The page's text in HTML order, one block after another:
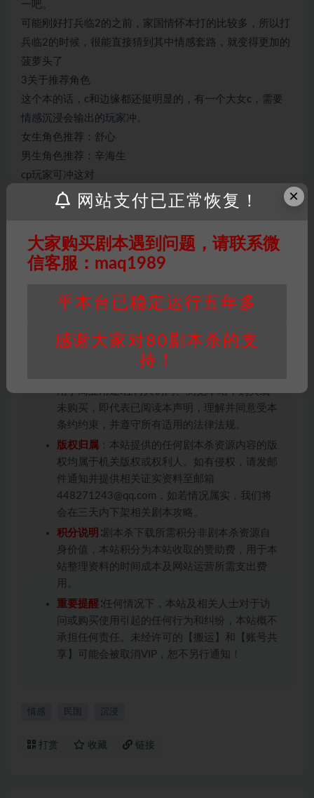
一吧。
可能刚好打兵临2的之前，家国情怀本打的比较多，所以打
兵临2的时候，很能直接猜到其中情感套路，就变得更加的
菠萝头了
3关于推荐角色
这个本的话，c和边缘都还挺明显的，有一个大女c，需要
情感沉浸会输出的玩家冲。
女生角色推荐：舒心
男生角色推荐：辛海生
cp玩家可冲这对
总体来说，这个本对于我来说没有很推荐打。文笔，情感
个本加一些分。
因百度网盘限制，链接有失效的风险，如遇到无
器→ 点此下载←
： 本站所有剧本杀资源均为网友分享
用于商业用途!任何人访问、浏览本站，购买或
未购买，即代表已阅读本声明，理解并同意受本
条约约束，并遵守所有适用的法律法规。
版权归属 ：本站提供的任何剧本杀资源内容的版
权均属于机关版权或权利人。如有侵权，请发邮
件通知并提供相关证实资料至邮箱
448271243@qq.com，如若情况属实，我们将
会在三天内下架相关剧本攻略。
积分说明 ∶剧本杀下载所需积分非剧本杀资源自
身价值，本站积分为本站收取的赞助费，用于本
站整理资料的时间成本及网站运营所需支出费
用。
重要提醒 ∶任何情况下，本站及相关人士对于访
问或购买使用引起的任何行为和纠纷，本站概不
承担任何责任。未经许可的【搬运】和【账号共
享】可能会被取消VIP，恕不另行通知！
情感 民国 沉浸
打赏 收藏 链接
×
网站支付已正常恢复！
大家购买剧本遇到问题，请联系微
信客服：maq1989
平本台已稳定运行五年多
感谢大家对80剧本杀的支
持！